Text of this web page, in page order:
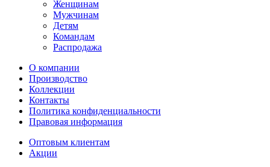
Женщинам
Мужчинам
Детям
Командам
Распродажа
О компании
Производство
Коллекции
Контакты
Политика конфиденциальности
Правовая информация
Оптовым клиентам
Акции